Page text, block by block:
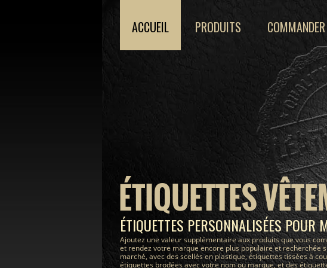
ÉTIQUETTES
ÉTIQUETTES PERSONNALISÉES POUR
Ajoutez une valeur supplémentaire aux produits que vous
et rendez votre marque encore plus populaire et recherchée
marché, avec des scellés en plastique, étiquettes tissées à
étiquettes brodées avec votre nom ou marque, et des
ACCUEIL PRODUITS COMMANDER